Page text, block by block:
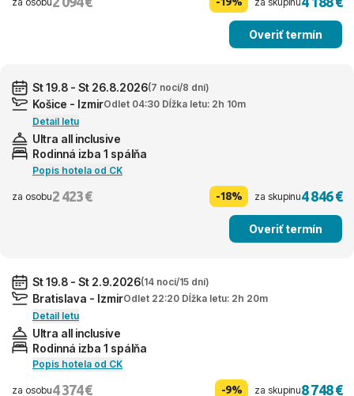
Overiť termín
St 19.8 - St 26.8.2026(7 nocí/8 dní)
Košice - IzmirOdlet 04:30 Dĺžka letu: 2h 10m
Detail letu
Ultra all inclusive
Rodinná izba 1 spálňa
Popis hotela od CK
za osobu2 423 € -18% za skupinu4 846 €
Overiť termín
St 19.8 - St 2.9.2026(14 nocí/15 dní)
Bratislava - IzmirOdlet 22:20 Dĺžka letu: 2h 20m
Detail letu
Ultra all inclusive
Rodinná izba 1 spálňa
Popis hotela od CK
za osobu4 374 € -9% za skupinu8 748 €